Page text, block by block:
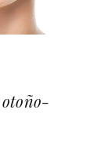
otoño-